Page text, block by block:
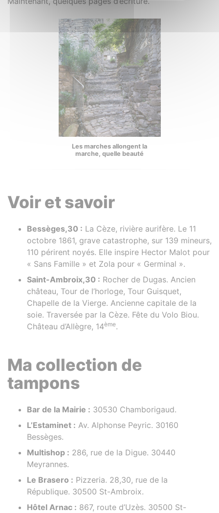
Les marches allongent la
marche, quelle beauté
Voir et savoir
Bessèges,30 : La Cèze, rivière aurifère. Le 11
octobre 1861, grave catastrophe, sur 139 mineurs,
110 périrent noyés. Elle inspire Hector Malot pour
« Sans Famille » et Zola pour « Germinal ».
Saint-Ambroix,30 : Rocher de Dugas. Ancien
château, Tour de l’horloge, Tour Guisquet,
Chapelle de la Vierge. Ancienne capitale de la
soie. Traversée par la Cèze. Fête du Volo Biou.
Château d’Allègre, 14ème.
Ma collection de
tampons
Bar de la Mairie : 30530 Chamborigaud.
L’Estaminet : Av. Alphonse Peyric. 30160
Bessèges.
Multishop : 286, rue de la Digue. 30440
Meyrannes.
Le Brasero : Pizzeria. 28,30, rue de la
République. 30500 St-Ambroix.
Hôtel Arnac : 867, route d’Uzès. 30500 St-